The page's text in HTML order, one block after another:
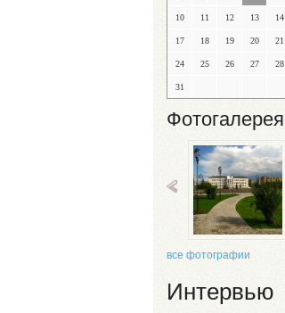
10 11 12 13 14
17 18 19 20 21
24 25 26 27 28
31
Фотогалерея
все фотографии
Интервью